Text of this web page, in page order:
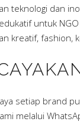
teknologi dan
untuk
kreatif, fashion,
setiap brand
melalui